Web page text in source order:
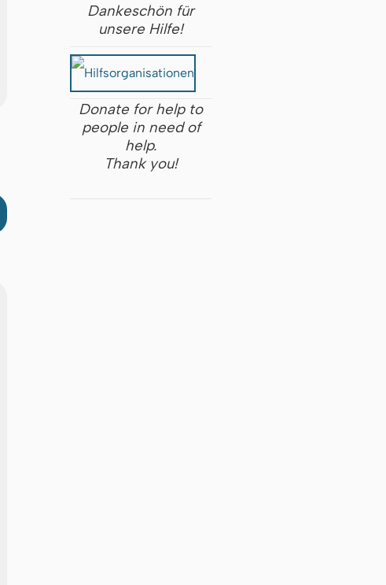
Dankeschön für
unsere Hilfe!
Donate for help to
people in need of
help.
Thank you!